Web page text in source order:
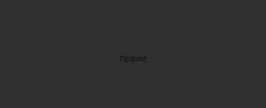
Προβολή